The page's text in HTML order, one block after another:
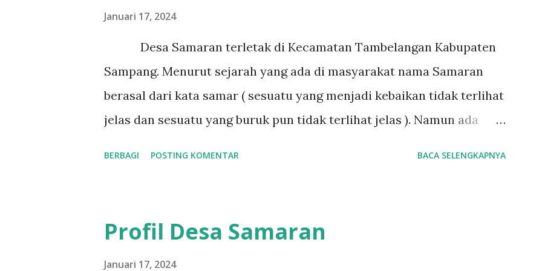
Januari 17, 2024
Desa Samaran terletak di Kecamatan Tambelangan Kabupaten
Sampang. Menurut sejarah yang ada di masyarakat nama Samaran
berasal dari kata samar ( sesuatu yang menjadi kebaikan tidak terlihat
jelas dan sesuatu yang buruk pun tidak terlihat jelas ). Namun ada
agama islam di tanah tambelanagan Kabupaten sampang. Dalam
perjuangannya tokoh agama tersebut mendapatkan banyak tantangan
BERBAGI POSTING KOMENTAR BACA SELENGKAPNYA
Profil Desa Samaran
Januari 17, 2024